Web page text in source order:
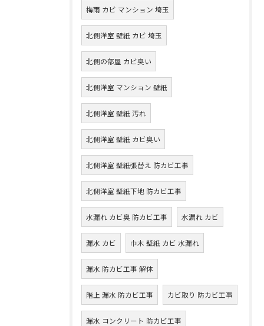
梅雨 カビ マンション 埼玉
北側洋室 壁紙 カビ 埼玉
北側の部屋 カビ臭い
北側洋室 マンション 壁紙
北側洋室 壁紙 汚れ
北側洋室 壁紙 カビ臭い
北側洋室 壁紙張替え 防カビ工事
北側洋室 壁紙下地 防カビ工事
水漏れ カビ臭 防カビ工事 水漏れ カビ
漏水 カビ 巾木 壁紙 カビ 水漏れ
漏水 防カビ工事 解体
階上 漏水 防カビ工事 カビ取り 防カビ工事
漏水 コンクリート 防カビ工事